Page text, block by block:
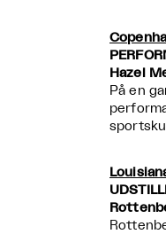
Hazel
På en